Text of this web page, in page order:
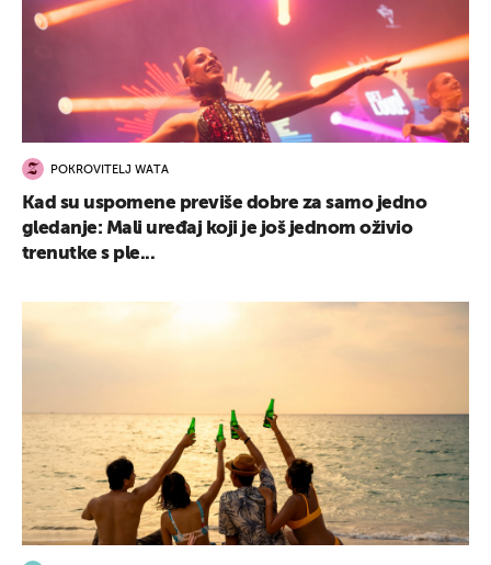
POKROVITELJ WATA
Kad su uspomene previše dobre za samo jedno
gledanje: Mali uređaj koji je još jednom oživio
trenutke s ple...